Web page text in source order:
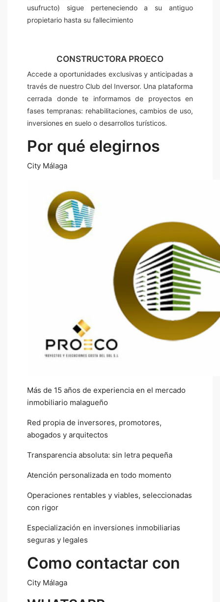
usufructo) sigue perteneciendo a su antiguo
propietario hasta su fallecimiento
CONSTRUCTORA PROECO
Accede a oportunidades exclusivas y anticipadas a
través de nuestro Club del Inversor. Una plataforma
cerrada donde te informamos de proyectos en
fases tempranas: rehabilitaciones, cambios de uso,
inversiones en suelo o desarrollos turísticos.
Por qué elegirnos
City Málaga
Más de 15 años de experiencia en el mercado
inmobiliario malagueño
Red propia de inversores, promotores,
abogados y arquitectos
Transparencia absoluta: sin letra pequeña
Atención personalizada en todo momento
Operaciones rentables y viables, seleccionadas
con rigor
Especialización en inversiones inmobiliarias
seguras y legales
Como contactar con
City Málaga